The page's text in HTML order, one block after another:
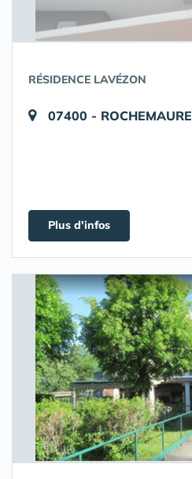
RÉSIDENCE LAVÉZON
07400 - ROCHEMAURE
Plus d'infos